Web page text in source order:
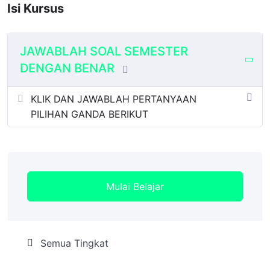
Isi Kursus
JAWABLAH SOAL SEMESTER
DENGAN BENAR
KLIK DAN JAWABLAH PERTANYAAN
PILIHAN GANDA BERIKUT
Mulai Belajar
Semua Tingkat